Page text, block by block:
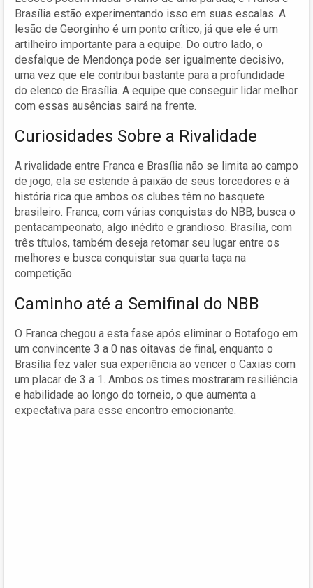
Brasília estão experimentando isso em suas escalas. A
lesão de Georginho é um ponto crítico, já que ele é um
artilheiro importante para a equipe. Do outro lado, o
desfalque de Mendonça pode ser igualmente decisivo,
uma vez que ele contribui bastante para a profundidade
do elenco de Brasília. A equipe que conseguir lidar melhor
com essas ausências sairá na frente.
Curiosidades Sobre a Rivalidade
A rivalidade entre Franca e Brasília não se limita ao campo
de jogo; ela se estende à paixão de seus torcedores e à
história rica que ambos os clubes têm no basquete
brasileiro. Franca, com várias conquistas do NBB, busca o
pentacampeonato, algo inédito e grandioso. Brasília, com
três títulos, também deseja retomar seu lugar entre os
melhores e busca conquistar sua quarta taça na
competição.
Caminho até a Semifinal do NBB
O Franca chegou a esta fase após eliminar o Botafogo em
um convincente 3 a 0 nas oitavas de final, enquanto o
Brasília fez valer sua experiência ao vencer o Caxias com
um placar de 3 a 1. Ambos os times mostraram resiliência
e habilidade ao longo do torneio, o que aumenta a
expectativa para esse encontro emocionante.